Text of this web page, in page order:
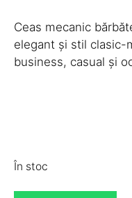
Ceas mecanic
elegant și stil
business, casual și
În stoc